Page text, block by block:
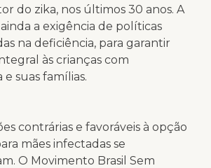
do zika, nos últimos 30 anos. A
a exigência de políticas
na deficiência, para garantir
às crianças com
suas famílias.
contrárias e favoráveis à opção
mães infectadas se
O Movimento Brasil Sem